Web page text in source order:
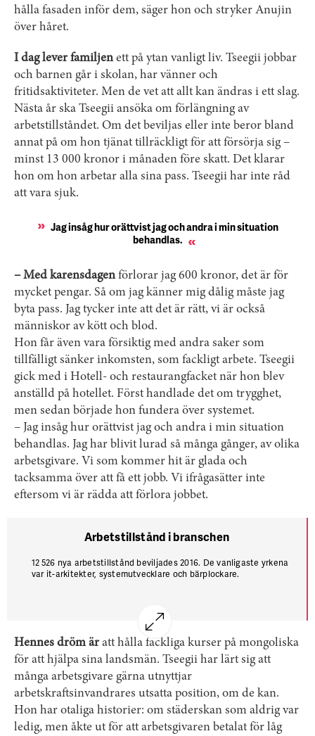
hålla fasaden inför dem, säger hon och stryker Anujin
över håret.
I dag lever familjenett på ytan vanligt liv. Tseegii jobbar
och barnen går i skolan, har vänner och
fritidsaktiviteter. Men de vet att allt kan ändras i ett slag.
Nästa år ska Tseegii ansöka om förlängning av
arbetstillståndet. Om det beviljas eller inte beror bland
annat på om hon tjänat tillräckligt för att försörja sig –
minst 13 000 kronor i månaden före skatt. Det klarar
hon om hon arbetar alla sina pass. Tseegii har inte råd
att vara sjuk.
Jag insåg hur orättvist jag och andra i min situation
behandlas.
– Med karensdagenförlorar jag 600 kronor, det är för
mycket pengar. Så om jag känner mig dålig måste jag
byta pass. Jag tycker inte att det är rätt, vi är också
människor av kött och blod.
Hon får även vara försiktig med andra saker som
tillfälligt sänker inkomsten, som fackligt arbete. Tseegii
gick med i Hotell- och restaurangfacket när hon blev
anställd på hotellet. Först handlade det om trygghet,
men sedan började hon fundera över systemet.
– Jag insåg hur orättvist jag och andra i min situation
behandlas. Jag har blivit lurad så många gånger, av olika
arbetsgivare. Vi som kommer hit är glada och
tacksamma över att få ett jobb. Vi ifrågasätter inte
eftersom vi är rädda att förlora jobbet.
Arbetstillstånd i branschen
12 526 nya arbetstillstånd beviljades 2016. De vanligaste yrkena
var it-arkitekter, systemutvecklare och bärplockare.
497 bransch­anställda fick ansökningar om förlängda
arbetstillstånd bedömda under 2016. Fyra av tio fick avslag.
103 personer beviljades förra året uppehålls­tillstånd efter att ha
haft arbets­tillstånd i branschen.
Hennes dröm äratt hålla fackliga kurser på mongoliska
för att hjälpa sina landsmän. Tseegii har lärt sig att
många arbetsgivare gärna utnyttjar
arbetskraftsinvandrares utsatta position, om de kan.
Hon har otaliga historier: om städerskan som aldrig var
ledig, men åkte ut för att arbetsgivaren betalat för låg